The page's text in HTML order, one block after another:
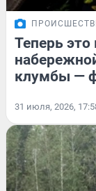
Теперь
клумбы —
31 июля, 2026,